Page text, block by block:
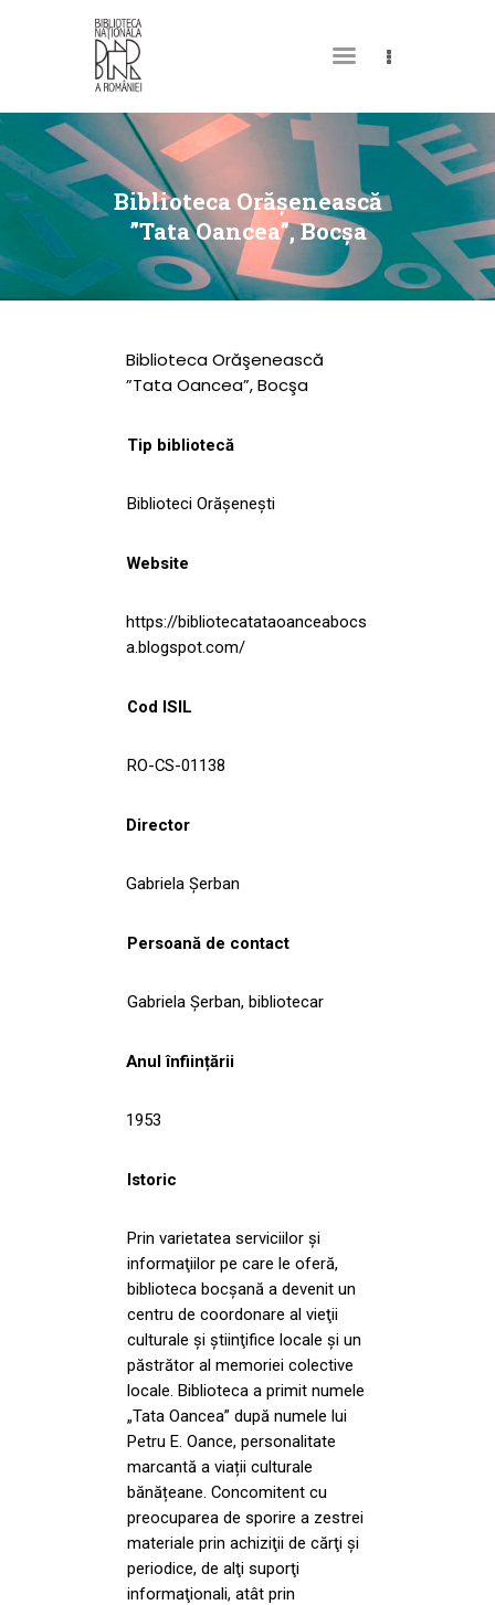
Biblioteca Orăşenească
”Tata Oancea”, Bocşa
DESPRE NOI
PERMISUL MEU DE
BIBLIOTECĂ
CATALOAGE ȘI
COLECȚII
EVENIMENTE
SPAȚII
Biblioteca Orăşenească
”Tata Oancea”, Bocşa
Tip bibliotecă
Biblioteci Orășenești
Website
https://bibliotecatataoanceabocs
a.blogspot.com/
Cod ISIL
RO-CS-01138
Director
Gabriela Șerban
Persoană de contact
Gabriela Șerban, bibliotecar
Anul înființării
1953
Istoric
Prin varietatea serviciilor şi
informaţiilor pe care le oferă,
biblioteca bocşană a devenit un
centru de coordonare al vieţii
culturale şi ştiinţifice locale şi un
păstrător al memoriei colective
locale. Biblioteca a primit numele
„Tata Oancea” după numele lui
Petru E. Oance, personalitate
marcantă a viații culturale
bănățeane. Concomitent cu
preocuparea de sporire a zestrei
materiale prin achiziţii de cărţi şi
periodice, de alţi suporţi
informaţionali, atât prin